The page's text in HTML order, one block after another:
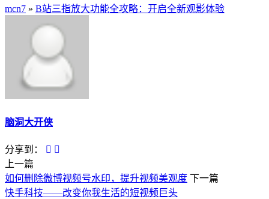
mcn7 » B站三指放大功能全攻略：开启全新观影体验
脑洞大开侠
分享到：
上一篇
如何删除微博视频号水印，提升视频美观度 下一篇
快手科技——改变你我生活的短视频巨头